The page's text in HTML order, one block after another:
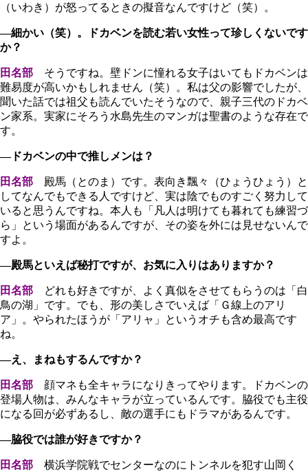
（いわき）が怒ってるときの擬音なんですけど（笑）。
―細かい（笑）。ドカベンを読む若い女性って珍しくないです
か？
田名部 そうですね。壁ドンに憧れる女子はいてもドカベンは
難易度が高いかもしれません（笑）。私は父の影響でしたが、
聞いた話では祖父も読んでいたそうなので、親子三代のドカベ
ン家系。実家にそろう水島先生のマンガは聖書のような存在で
す。
―ドカベンの中で推しメンは？
田名部 殿馬（とのま）です。表向き飄々（ひょうひょう）と
してなんでもできる人ですけど、実は陰でものすごく努力して
いると思うんですね。本人も「凡人は明けても暮れても練習づ
ら」という場面があるんですが、その姿を外には見せないんで
すよ。
―殿馬といえば秘打ですが、お気に入りはありますか？
田名部 どれも好きですが、よく真似をさせてもらうのは「白
鳥の湖」です。でも、形の美しさでいえば「Ｇ線上のアリ
ア」。やられたほうが「アリャ」というオチも含め最高です
ね。
―え、まねもするんですか？
田名部 顔マネも全キャラになりきってやります。ドカベンの
登場人物は、みんなキャラが立っているんです。脇役でも主役
になる回が必ずあるし、敵の選手にもドラマがあるんです。
―脇役では誰が好きですか？
田名部 横浜学院戦でセンターなのにトンネルを犯す山岡く